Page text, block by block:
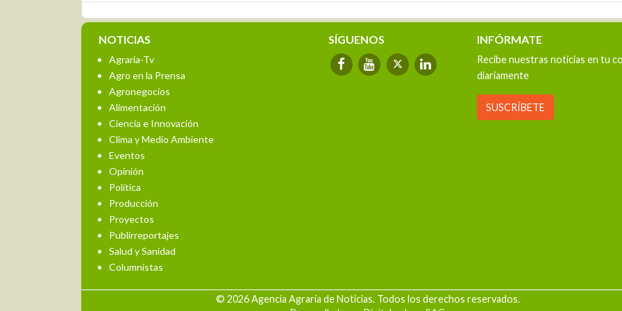
NOTICIAS
Agraria-Tv
Agro en la Prensa
Agronegocios
Alimentación
Ciencia e Innovación
Clima y Medio Ambiente
Eventos
Opinión
Política
Producción
Proyectos
Publirreportajes
Salud y Sanidad
Columnistas
SÍGUENOS INFÓRMATE
Recibe nuestras noticias en tu
diariamente
SUSCRÍBETE
© 2026 Agencia Agraria de Noticias. Todos los derechos reservados.